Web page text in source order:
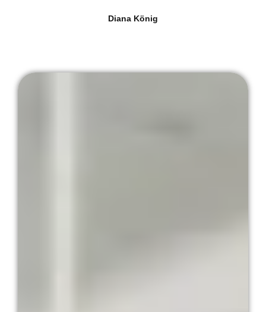
n
Diana König